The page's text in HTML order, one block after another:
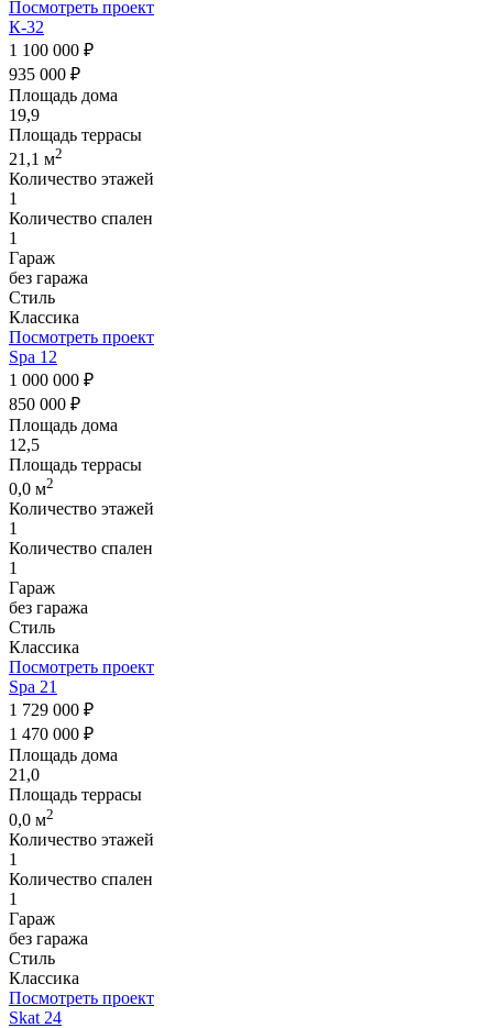
Посмотреть проект
К-32
1 100 000 ₽
935 000 ₽
Площадь дома
19,9
Площадь террасы
21,1 м2
Количество этажей
1
Количество спален
1
Гараж
без гаража
Стиль
Классика
Посмотреть проект
Spa 12
1 000 000 ₽
850 000 ₽
Площадь дома
12,5
Площадь террасы
0,0 м2
Количество этажей
1
Количество спален
1
Гараж
без гаража
Стиль
Классика
Посмотреть проект
Spa 21
1 729 000 ₽
1 470 000 ₽
Площадь дома
21,0
Площадь террасы
0,0 м2
Количество этажей
1
Количество спален
1
Гараж
без гаража
Стиль
Классика
Посмотреть проект
Skat 24